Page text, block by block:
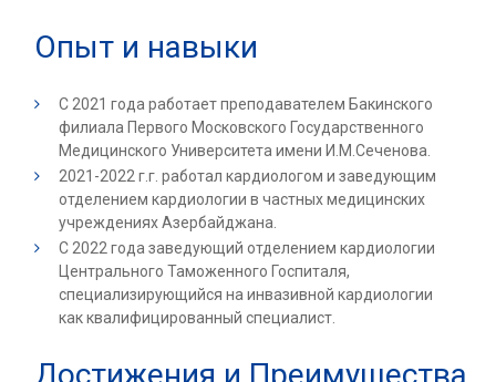
Опыт и навыки
С 2021 года работает преподавателем Бакинского
филиала Первого Московского Государственного
Медицинского Университета имени И.М.Сеченова.
2021-2022 г.г. работал кардиологом и заведующим
отделением кардиологии в частных медицинских
учреждениях Азербайджана.
С 2022 года заведующий отделением кардиологии
Центрального Таможенного Госпиталя,
специализирующийся на инвазивной кардиологии
как квалифицированный специалист.